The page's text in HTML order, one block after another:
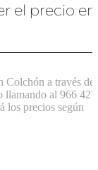
el precio en
Colchón a través de
al 966 427
los precios según